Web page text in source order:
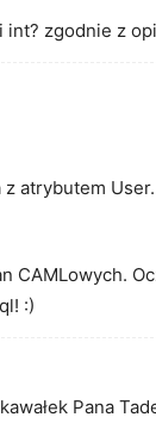
zgodnie z
atrybutem
CAMLowych.
:)
Pana